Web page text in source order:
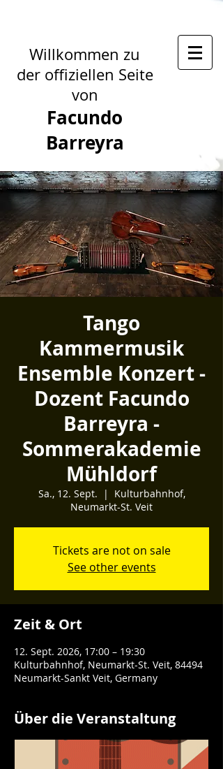
Willkommen zu
der offiziellen Seite
von
Facundo
Barreyra
Tango
Kammermusik
Ensemble Konzert -
Dozent Facundo
Barreyra -
Sommerakademie
Mühldorf
Sa., 12. Sept.
  |
Kulturbahnhof,
Neumarkt-St. Veit
Tickets are not on sale
See other events
Zeit & Ort
12. Sept. 2026, 17:00 – 19:30
Kulturbahnhof, Neumarkt-St. Veit, 84494
Neumarkt-Sankt Veit, Germany
Über die Veranstaltung